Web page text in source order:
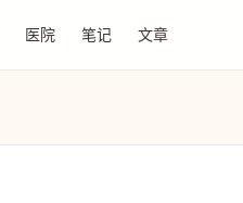
医院 笔记 文章